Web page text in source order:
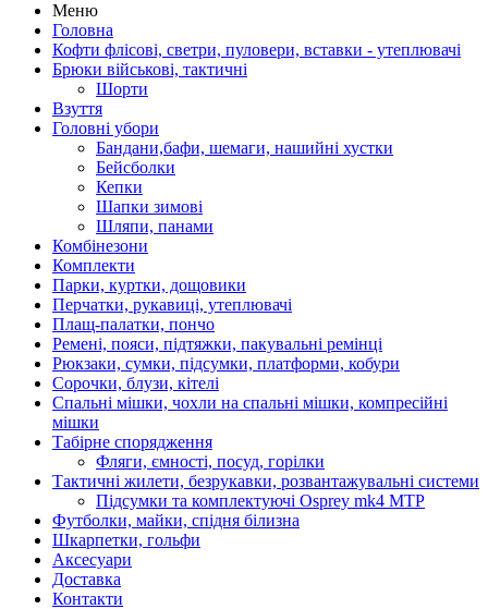
Меню
Головна
Кофти флісові, светри, пуловери, вставки - утеплювачі
Брюки військові, тактичні
Шорти
Взуття
Головні убори
Бандани,бафи, шемаги, нашийні хустки
Бейсболки
Кепки
Шапки зимові
Шляпи, панами
Комбінезони
Комплекти
Парки, куртки, дощовики
Перчатки, рукавиці, утеплювачі
Плащ-палатки, пончо
Ремені, пояси, підтяжки, пакувальні ремінці
Рюкзаки, сумки, підсумки, платформи, кобури
Сорочки, блузи, кітелі
Спальні мішки, чохли на спальні мішки, компресійні
мішки
Табірне спорядження
Фляги, ємності, посуд, горілки
Тактичні жилети, безрукавки, розвантажувальні системи
Підсумки та комплектуючі Osprey mk4 MTP
Футболки, майки, спідня білизна
Шкарпетки, гольфи
Аксесуари
Доставка
Контакти